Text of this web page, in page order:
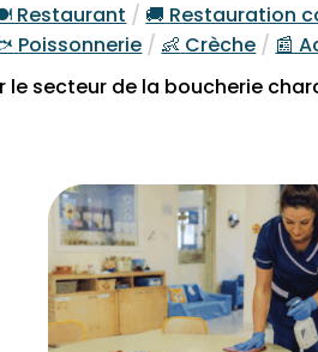
Restaurant / 🚚 Restauration
Poissonnerie / 👶 Crèche / 📰
le secteur de la boucherie